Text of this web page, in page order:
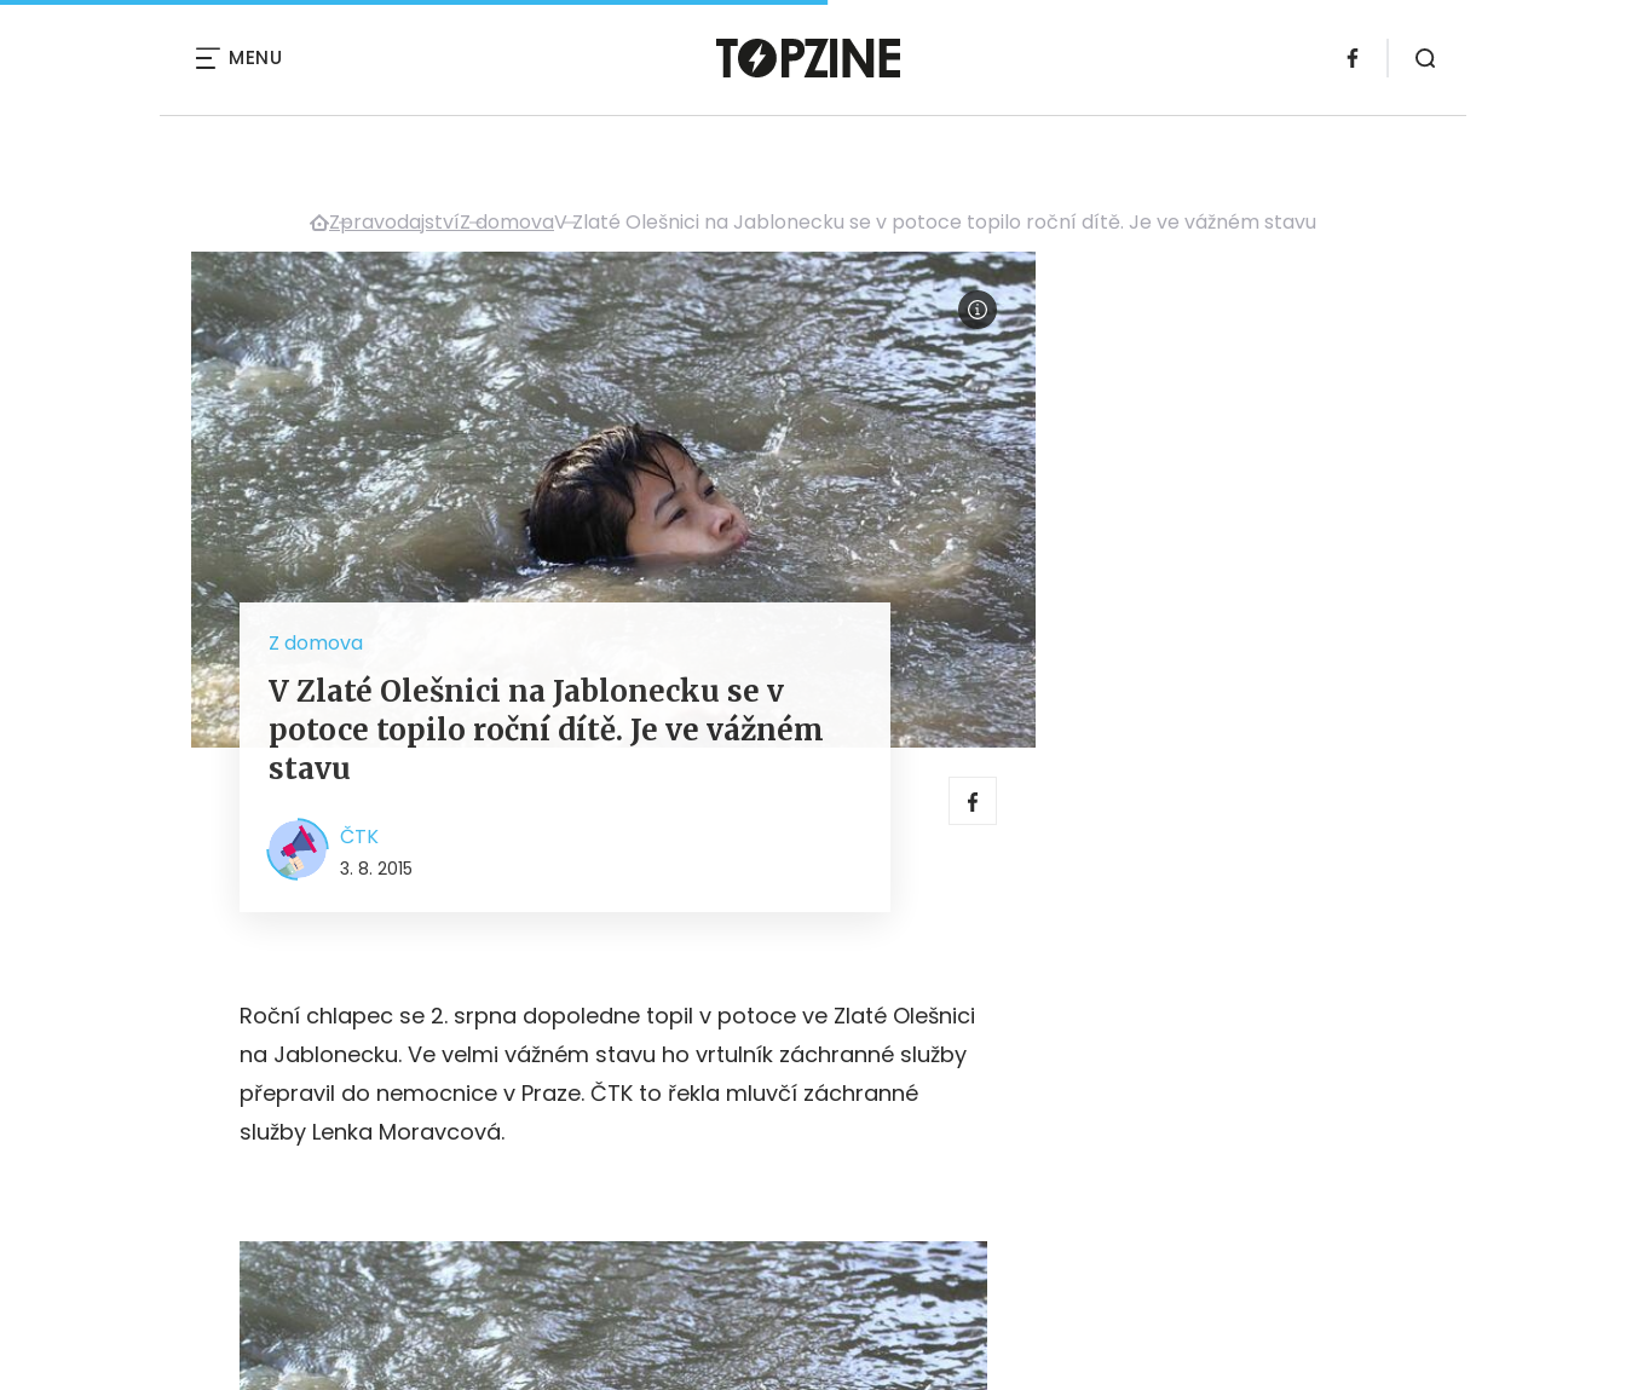
MENU
ZpravodajstvíZ domovaV Zlaté Olešnici na Jablonecku se v potoce topilo roční dítě. Je ve vážném stavu
Z domova
V Zlaté Olešnici na Jablonecku se v
potoce topilo roční dítě. Je ve vážném
stavu
ČTK
3. 8. 2015
Roční chlapec se 2. srpna dopoledne topil v potoce ve Zlaté Olešnici
na Jablonecku. Ve velmi vážném stavu ho vrtulník záchranné služby
přepravil do nemocnice v Praze. ČTK to řekla mluvčí záchranné
služby Lenka Moravcová.